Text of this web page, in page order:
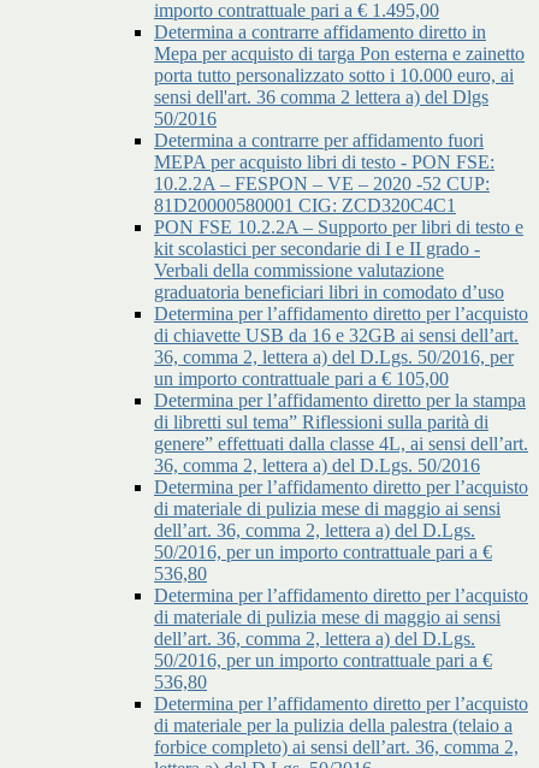
importo contrattuale pari a € 1.495,00
Determina a contrarre affidamento diretto in
Mepa per acquisto di targa Pon esterna e zainetto
porta tutto personalizzato sotto i 10.000 euro, ai
sensi dell'art. 36 comma 2 lettera a) del Dlgs
50/2016
Determina a contrarre per affidamento fuori
MEPA per acquisto libri di testo - PON FSE:
10.2.2A – FESPON – VE – 2020 -52 CUP:
81D20000580001 CIG: ZCD320C4C1
PON FSE 10.2.2A – Supporto per libri di testo e
kit scolastici per secondarie di I e II grado -
Verbali della commissione valutazione
graduatoria beneficiari libri in comodato d’uso
Determina per l’affidamento diretto per l’acquisto
di chiavette USB da 16 e 32GB ai sensi dell’art.
36, comma 2, lettera a) del D.Lgs. 50/2016, per
un importo contrattuale pari a € 105,00
Determina per l’affidamento diretto per la stampa
di libretti sul tema” Riflessioni sulla parità di
genere” effettuati dalla classe 4L, ai sensi dell’art.
36, comma 2, lettera a) del D.Lgs. 50/2016
Determina per l’affidamento diretto per l’acquisto
di materiale di pulizia mese di maggio ai sensi
dell’art. 36, comma 2, lettera a) del D.Lgs.
50/2016, per un importo contrattuale pari a €
536,80
Determina per l’affidamento diretto per l’acquisto
di materiale di pulizia mese di maggio ai sensi
dell’art. 36, comma 2, lettera a) del D.Lgs.
50/2016, per un importo contrattuale pari a €
536,80
Determina per l’affidamento diretto per l’acquisto
di materiale per la pulizia della palestra (telaio a
forbice completo) ai sensi dell’art. 36, comma 2,